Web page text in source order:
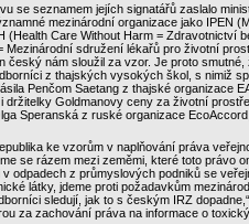
se seznamem jejích signatářů zaslalo
mezinárodní organizace jako IPEN
(Health Care Without Harm = Zdravotnictví
Mezinárodní sdružení lékařů pro životní
český nám sloužil za vzor. Je proto
z thajských vysokých škol, s nimiž
Penčom Saetang z thajské organizace
držitelky Goldmanovy ceny za životní
Speranská z ruské organizace
ke vzorům v naplňování práva
se rázem mezi zeměmi, které toto právo
odpadech z průmyslových podniků se
látky, jdeme proti požadavkům
sledují, jak to s českým IRZ
za zachování práva na informace o